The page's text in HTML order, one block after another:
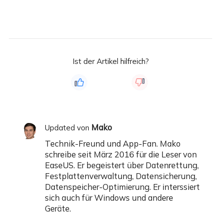
Ist der Artikel hilfreich?
Updated von Mako
Technik-Freund und App-Fan. Mako
schreibe seit März 2016 für die Leser von
EaseUS. Er begeistert über Datenrettung,
Festplattenverwaltung, Datensicherung,
Datenspeicher-Optimierung. Er interssiert
sich auch für Windows und andere
Geräte.